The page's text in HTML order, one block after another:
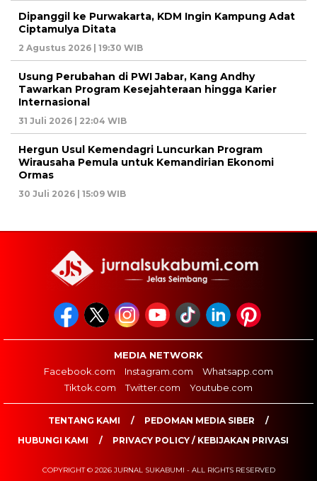
Dipanggil ke Purwakarta, KDM Ingin Kampung Adat
Ciptamulya Ditata
2 Agustus 2026 | 19:30 WIB
Usung Perubahan di PWI Jabar, Kang Andhy
Tawarkan Program Kesejahteraan hingga Karier
Internasional
31 Juli 2026 | 22:04 WIB
Hergun Usul Kemendagri Luncurkan Program
Wirausaha Pemula untuk Kemandirian Ekonomi
Ormas
30 Juli 2026 | 15:09 WIB
MEDIA NETWORK
Facebook.com
Instagram.com
Whatsapp.com
Tiktok.com
Twitter.com Youtube.com
TENTANG KAMI
PEDOMAN MEDIA SIBER
HUBUNGI KAMI
PRIVACY POLICY / KEBIJAKAN PRIVASI
COPYRIGHT © 2026 JURNAL SUKABUMI - ALL RIGHTS RESERVED